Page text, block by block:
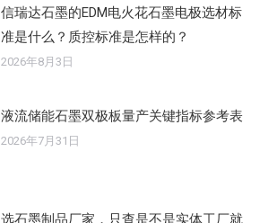
信瑞达石墨的EDM电火花石墨电极选材标
准是什么？质控标准是怎样的？
2026年8月3日
液流储能石墨双极板量产关键指标参考表
2026年7月31日
选石墨制品厂家，只查是不是实体工厂就